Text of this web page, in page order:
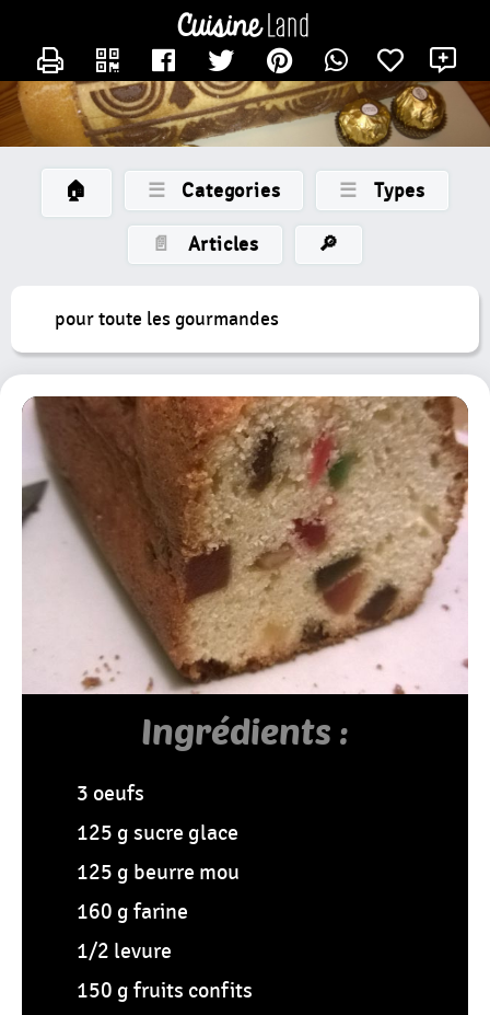
🏠 ☰ Categories ☰ Types
📄 Articles 🔎
des
recettes
×
Toutes
Les
Recettes
Gateaux
Tarte
Nouvelle
Catégorie
Tartelette
Tous
Les
×
pour toute les gourmandes
Ingrédients :
3 oeufs
125 g sucre glace
125 g beurre mou
160 g farine
1/2 levure
150 g fruits confits
CONTACTER LAMERECOTCOT